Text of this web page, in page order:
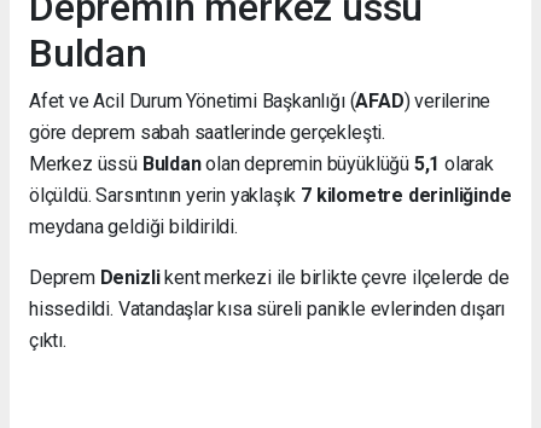
Buldan
Afet ve Acil Durum Yönetimi Başkanlığı (AFAD) verilerine
göre deprem sabah saatlerinde gerçekleşti.
Merkez üssü Buldanolan depremin büyüklüğü 5,1 olarak
ölçüldü. Sarsıntının yerin yaklaşık 7 kilometre derinliğinde
meydana geldiği bildirildi.
Deprem Denizlikent merkezi ile birlikte çevre ilçelerde de
hissedildi. Vatandaşlar kısa süreli panikle evlerinden dışarı
çıktı.